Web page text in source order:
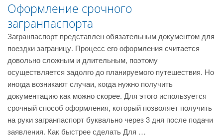
Оформление срочного
загранпаспорта
Загранпаспорт представлен обязательным документом для
поездки заграницу. Процесс его оформления считается
довольно сложным и длительным, поэтому
осуществляется задолго до планируемого путешествия. Но
иногда возникают случаи, когда нужно получить
документацию как можно скорее. Для этого используется
срочный способ оформления, который позволяет получить
на руки загранпаспорт буквально через 3 дня после подачи
заявления. Как быстрее сделать Для …